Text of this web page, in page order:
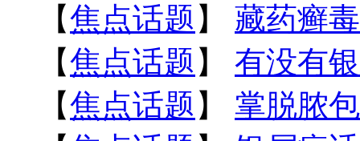
【焦点话题 】 藏药癣
【焦点话题 】 有没有
【焦点话题 】 掌脱脓